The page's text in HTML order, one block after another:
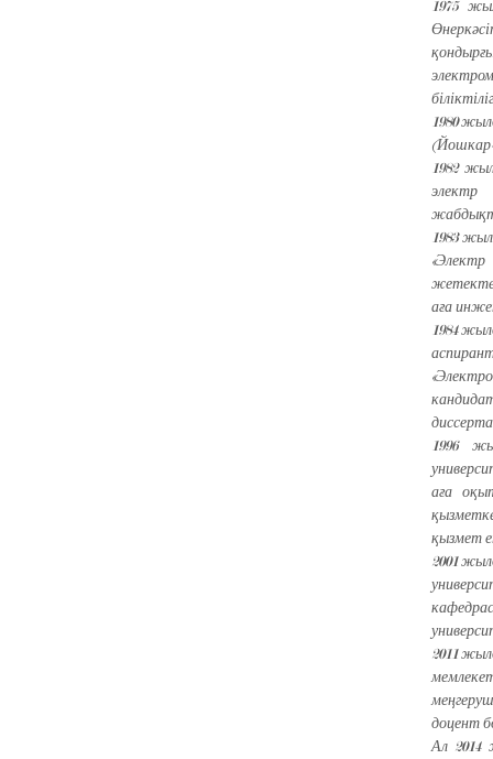
1975
1980
(Йошкар-
1982
электр
1983
«Электр
аға
1984
1996
аға
қызмет
2001
2011
доцент
Ал 2014